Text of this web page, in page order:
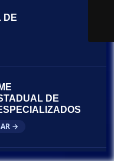
DE
DE
→